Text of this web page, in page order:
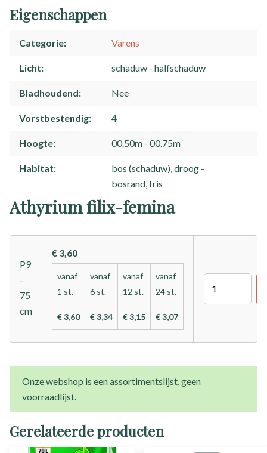
Eigenschappen
Categorie Varens
Licht schaduw halfschaduw
Bladhoudend Nee
Vorstbestendig 4
Hoogte 00.50m - 00.75m
Habitat
bos (schaduw), droog
bosrand, fris
Athyrium filix-femina
P9
-
75
cm
€ 3,60
vanaf
1 st.
€ 3,60
vanaf
6 st.
€ 3,34
vanaf
12 st.
€ 3,15
vanaf
24 st.
€ 3,07
Onze webshop is een assortimentslijst, geen
voorraadlijst.
Gerelateerde producten